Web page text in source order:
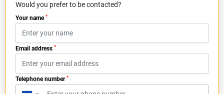
Would you prefer to be contacted?
Your name *
Email address *
Telephone number *